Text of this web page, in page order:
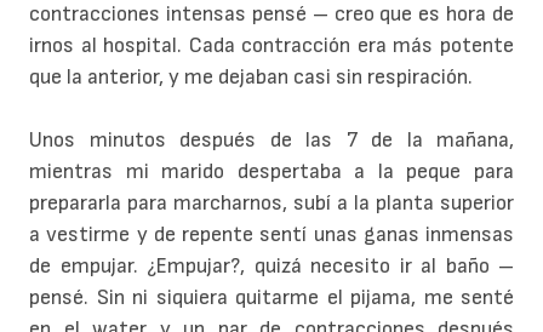
contracciones intensas pensé – creo que es hora de
irnos al hospital. Cada contracción era más potente
que la anterior, y me dejaban casi sin respiración.
Unos minutos después de las 7 de la mañana,
mientras mi marido despertaba a la peque para
prepararla para marcharnos, subí a la planta superior
a vestirme y de repente sentí unas ganas inmensas
de empujar. ¿Empujar?, quizá necesito ir al baño –
pensé. Sin ni siquiera quitarme el pijama, me senté